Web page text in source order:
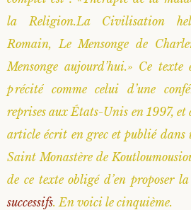
Saint Sophrony l’Athonite
Sainte Xenia
Sainte Matrone de Moscou
Staritsa Marie Makovkine
Natalia de Vyritsa
Staritsa Anastasia
Archimandrite Lazare
Geronda Arsenios le
Gerondissa Makrina
Archimandrite Nathanaël
Père Héliodore
la Religion.La Civilisation
Romain, Le Mensonge de
Mensonge aujourd’hui.» Ce
précité comme celui d’une
reprises aux États-Unis en 1997,
article écrit en grec et publié dans
Saint Monastère de
de ce texte obligé d’en proposer
successifs. En voici le cinquième.